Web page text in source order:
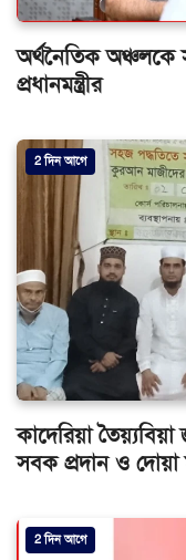
অর্থনৈতিক অঞ্চলকে
প্রধানমন্ত্রীর
2 দিন আগে
কাদেরিয়া
সবক প্রদান ও দোয়া
2 দিন আগে